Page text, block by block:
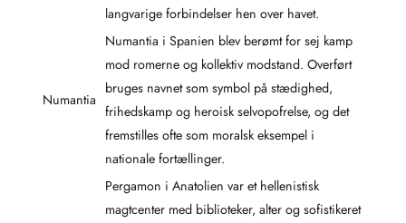
langvarige forbindelser hen over havet.
Numantia
Numantia i Spanien blev berømt for sej kamp
mod romerne og kollektiv modstand. Overført
bruges navnet som symbol på stædighed,
frihedskamp og heroisk selvopofrelse, og det
fremstilles ofte som moralsk eksempel i
nationale fortællinger.
Pergamon i Anatolien var et hellenistisk
magtcenter med biblioteker, alter og sofistikeret